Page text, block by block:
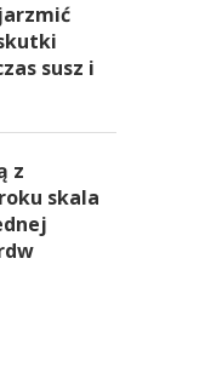
susz i
z
skala